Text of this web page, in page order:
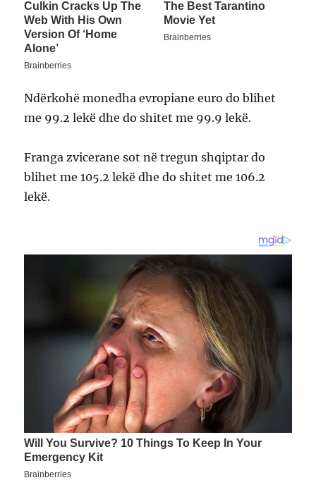
Ndërkohë monedha evropiane euro do blihet
me 99.2 lekë dhe do shitet me 99.9 lekë.
Franga zvicerane sot në tregun shqiptar do
blihet me 105.2 lekë dhe do shitet me 106.2
lekë.